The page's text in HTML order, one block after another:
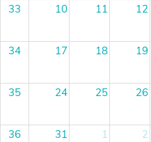
33 10 11 12
34 17 18 19
35 24 25 26
36 31 1 2